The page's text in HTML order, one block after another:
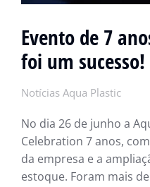
Evento de 7
foi um sucesso!
Notícias Aqua Plastic
No dia 26 de junho a
Celebration 7 anos,
da empresa e a
estoque. Foram mais